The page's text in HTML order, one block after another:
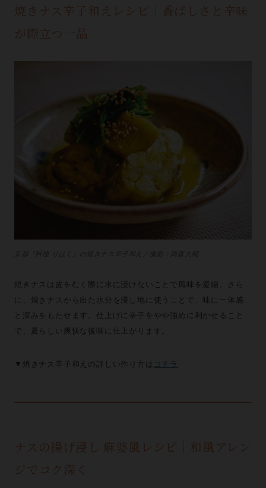
焼きナス辛子和えレシピ｜香ばしさと辛味
が際立つ一品
焼きナスは皮をむく際に水に浸けないことで風味を凝縮。さら
に、焼きナスから出た水分を浸し地に使うことで、味に一体感
と深みをもたせます。仕上げに辛子をやや強めに利かせること
で、夏らしい爽快な後味に仕上がります。
▼焼きナス辛子和えの詳しい作り方は コチラ
ナスの揚げ浸し 麻婆風レシピ｜和風アレン
ジでコク深く